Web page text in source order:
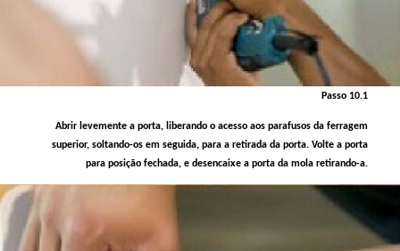
Passo 10.1
Abrir levemente a porta, liberando o acesso aos parafusos da ferragem
superior, soltando-os em seguida, para a retirada da porta. Volte a porta
para posição fechada, e desencaixe a porta da mola retirando-a.